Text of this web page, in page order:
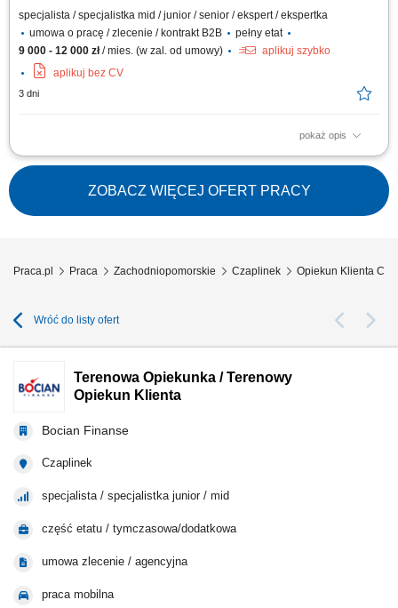
specjalista / specjalistka mid / junior / senior / ekspert / ekspertka
umowa o pracę / zlecenie / kontrakt B2B
pełny etat
9 000 - 12 000 zł/ mies. (w zal. od umowy)
aplikuj szybko
aplikuj bez CV
3 dni
pokaż opis
Samodzielne prowadzenie komunikacji telefonicznej oraz mailowej z
portfelem stałych klientów w obszarze prawa i podatków. Realizacja
spotkań bezpośrednich oraz budowanie trwałych relacji z kontrahentami.
Reprezentowanie interesów klientów w kontaktach z organami
administracji publicznej i...
ZOBACZ WIĘCEJ OFERT PRACY
Praca.pl Praca Zachodniopomorskie Czaplinek Opiekun Klienta
Wróć do listy ofert
Terenowa Opiekunka / Terenowy
Opiekun Klienta
Bocian Finanse
Czaplinek
specjalista / specjalistka junior / mid
część etatu / tymczasowa/dodatkowa
umowa zlecenie / agencyjna
praca mobilna